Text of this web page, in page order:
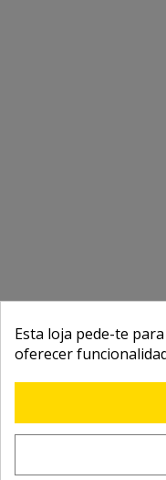
Esta loja pede-te
oferecer